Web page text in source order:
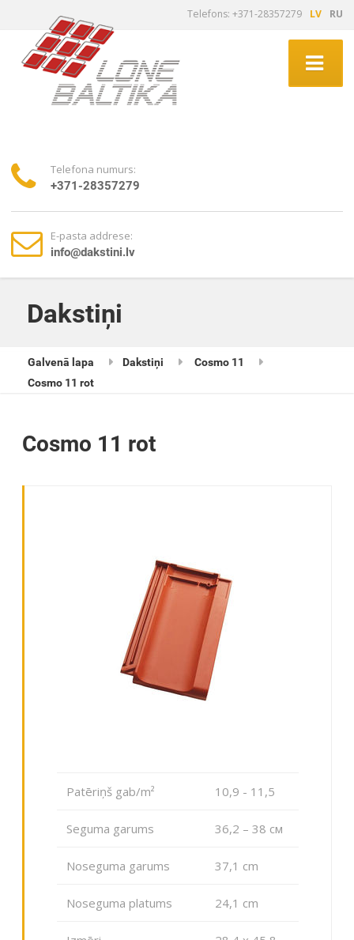
Telefons: +371-28357279 LV RU
Telefona numurs:
+371-28357279
E-pasta addrese:
info@dakstini.lv
Dakstiņi
Galvenā lapa Dakstiņi
Cosmo 11
Cosmo 11 rot
Cosmo 11 rot
Patēriņš gab/m² 10,9 - 11,5
Seguma garums 36,2 – 38 см
Noseguma garums 37,1 cm
Noseguma platums 24,1 cm